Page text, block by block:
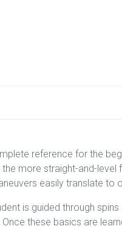
reference for the
more straight-and-
easily translate to
is guided through
these basics are